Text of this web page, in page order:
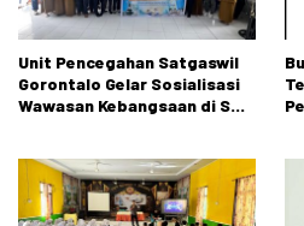
Unit Pencegahan Satgaswil
Gorontalo Gelar Sosialisasi
Wawasan Kebangsaan di SMP